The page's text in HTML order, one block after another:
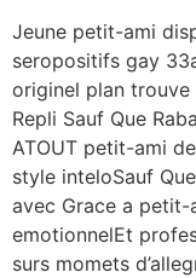
Jeune petit-ami
seropositifs gay
originel plan
Repli Sauf Que
ATOUT petit-ami
style inteloSauf
avec Grace a petit-
emotionnelEt
surs momets